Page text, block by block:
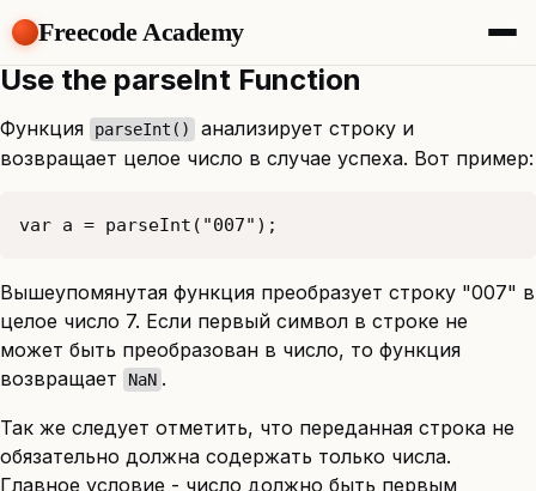
Freecode Academy
About
Teams
Offers
Tasks
Get Access
Use the parseInt Function
Функция parseInt()
анализирует строку и
возвращает целое число в случае успеха. Вот пример:
var a = parseInt("007");
Вышеупомянутая функция преобразует строку "007" в
целое число 7. Если первый символ в строке не
может быть преобразован в число, то функция
возвращает
NaN .
Так же следует отметить, что переданная строка не
обязательно должна содержать только числа.
Главное условие - число должно быть первым